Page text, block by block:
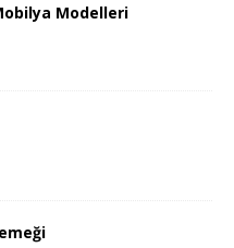
Modelleri